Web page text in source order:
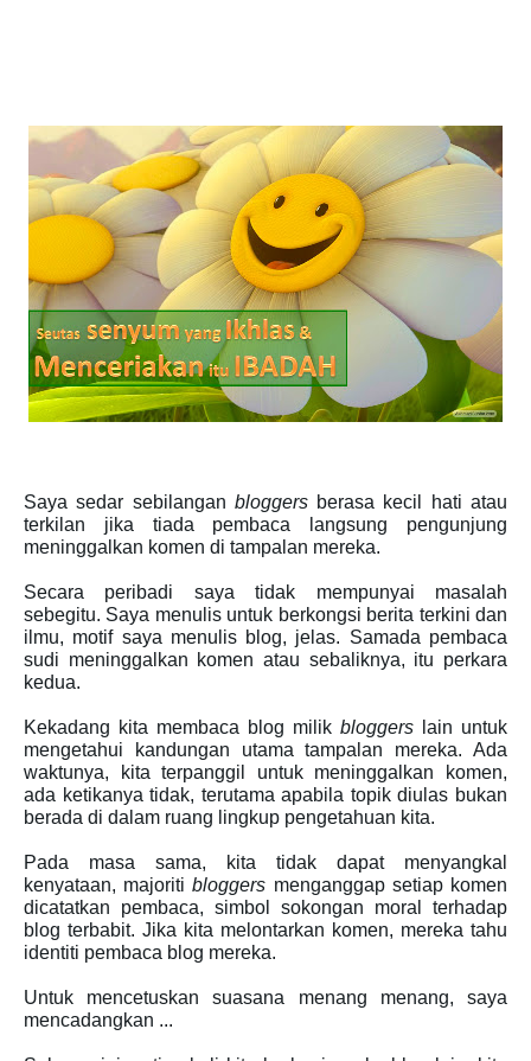
Saya sedar sebilangan bloggersberasa kecil hati atau
terkilan jika tiada pembaca langsung pengunjung
meninggalkan komen di tampalan mereka.
Secara peribadi saya tidak mempunyai masalah
sebegitu. Saya menulis untuk berkongsi berita terkini dan
ilmu, motif saya menulis blog, jelas. Samada pembaca
sudi meninggalkan komen atau sebaliknya, itu perkara
kedua.
Kekadang kita membaca blog milik bloggers lain untuk
mengetahui kandungan utama tampalan mereka. Ada
waktunya, kita terpanggil untuk meninggalkan komen,
ada ketikanya tidak, terutama apabila topik diulas bukan
berada di dalam ruang lingkup pengetahuan kita.
Pada masa sama, kita tidak dapat menyangkal
kenyataan, majoritibloggers menganggap setiap komen
dicatatkan pembaca, simbol sokongan moral terhadap
blog terbabit. Jika kita melontarkan komen, mereka tahu
identiti pembaca blog mereka.
Untuk mencetuskan suasana menang menang, saya
mencadangkan ...